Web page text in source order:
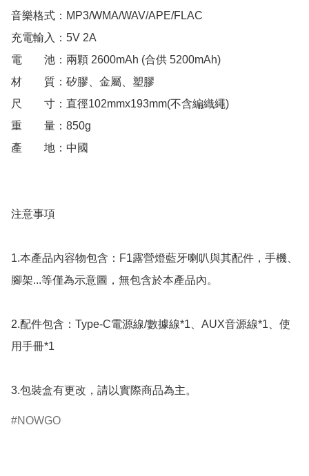
音樂格式：MP3/WMA/WAV/APE/FLAC
充電輸入：5V 2A
電　　池：兩顆 2600mAh (合供 5200mAh)
材　　質：矽膠、金屬、塑膠
尺　　寸：直徑102mmx193mm(不含編織繩)
重　　量：850g
產　　地：中國
注意事項
1.本產品內容物包含：F1露營燈藍牙喇叭與其配件，手機、
腳架...等僅為示意圖，無包含於本產品內。
2.配件包含：Type-C電源線/數據線*1、AUX音源線*1、使
用手冊*1
3.包裝盒有更改，請以實際商品為主。
NOWGO